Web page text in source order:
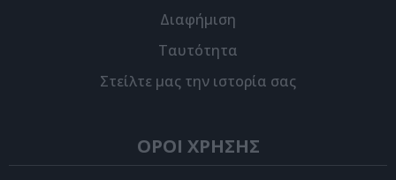
Διαφήμιση
Ταυτότητα
Στείλτε μας την ιστορία σας
ΟΡΟΙ ΧΡΗΣΗΣ